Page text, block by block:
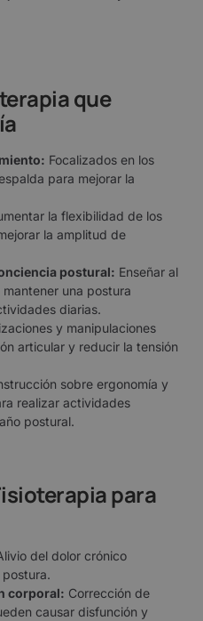
que
Focalizados en los
para mejorar la
la flexibilidad de los
la amplitud de
postural: Enseñar al
una postura
diarias.
y manipulaciones
articular y reducir la tensión
sobre ergonomía y
realizar actividades
postural.
para
del dolor crónico
corporal: Corrección de
causar disfunción y